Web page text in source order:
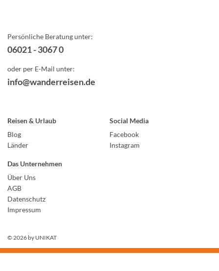
Persönliche Beratung unter:
06021 - 3067 0
oder per E-Mail unter:
info@wanderreisen.de
Reisen & Urlaub
Blog
Länder
Social Media
Facebook
Instagram
Das Unternehmen
Über Uns
AGB
Datenschutz
Impressum
© 2026 by UNIKAT